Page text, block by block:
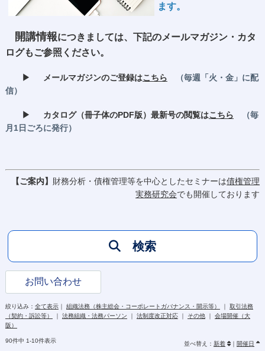
ます。
開講情報につきましては、下記のメールマガジン・カタ
ログもご参照ください。
▶ メールマガジンのご登録はこちら
（毎週「火・金」に配
信）
▶ カタログ（冊子体のPDF版）最新号の閲覧はこちら
（毎
月1日ごろに発行）
【ご案内】 財務分析・債権管理等を中心としたセミナーは債権管理
実務研究会でも開催しております
検索
お問い合わせ
絞り込み： 全て表示｜ 組織法務（株主総会・コーポレートガバナンス・開示等） ｜ 取引法務
（契約・訴訟等）
｜ 法務組織・法務パーソン ｜ 法制度改正対応｜ その他｜ 会場開催（大
阪）
90件中 1-10件表示 並べ替え：新着 ｜ 開催日